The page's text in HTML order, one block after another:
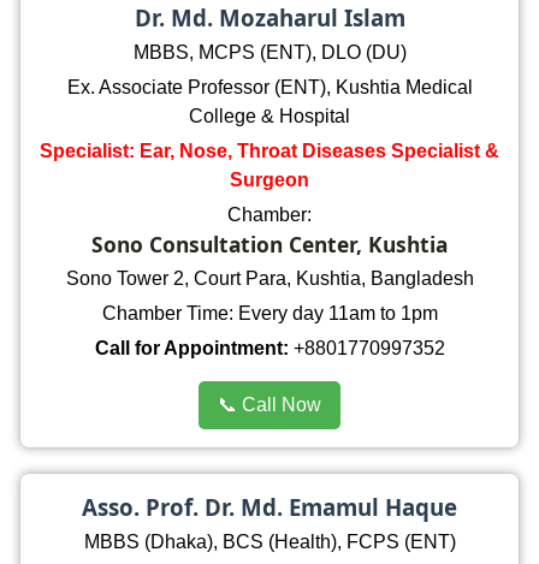
Dr. Md. Mozaharul Islam
MBBS, MCPS (ENT), DLO (DU)
Ex. Associate Professor (ENT), Kushtia Medical
College & Hospital
Specialist: Ear, Nose, Throat Diseases Specialist &
Surgeon
Chamber:
Sono Consultation Center, Kushtia
Sono Tower 2, Court Para, Kushtia, Bangladesh
Chamber Time: Every day 11am to 1pm
Call for Appointment: +8801770997352
📞 Call Now
Asso. Prof. Dr. Md. Emamul Haque
MBBS (Dhaka), BCS (Health), FCPS (ENT)